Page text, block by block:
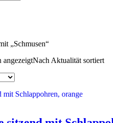
„Schmusen“
angezeigtNach Aktualität sortiert